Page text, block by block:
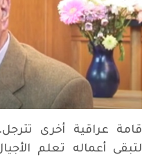
قامة عراقية أخرى
لتبقى أعماله تعلم